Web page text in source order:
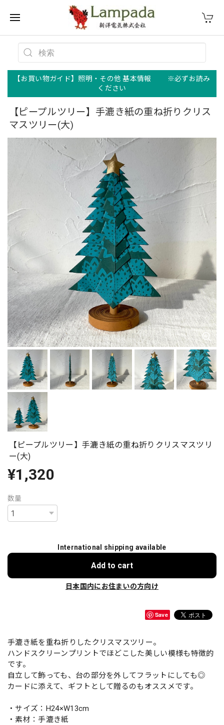
【お買い物ガイド】照明・その他 基本情報 ※必ずお読み
ください
【ピープルツリー】手漉き紙の重ね折りクリス
マスツリー(大)
【ピープルツリー】手漉き紙の重ね折りクリスマスツリ
ー(大)
¥1,320
数量
International shipping available
Add to cart
日本国内にお住まいの方向け
Save
手漉き紙を重ね折りしたクリスマスツリー。
ハンドスクリーンプリントでほどこした美しい模様も特徴的
です。
自立して飾っても、台の部分を外してフラットにしても◎
カードに添えて、ギフトとして贈るのもオススメです。
・サイズ：H24×W13cm
・素材：手漉き紙